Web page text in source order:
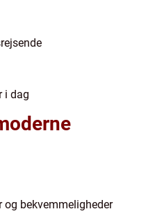
i dag
bekvemmeligheder